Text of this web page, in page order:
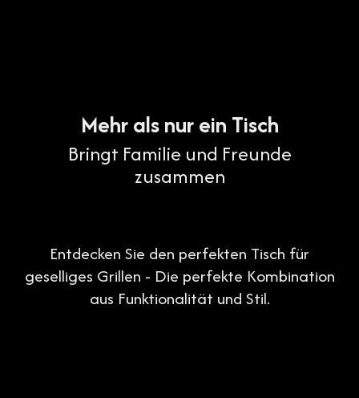
Mehr als nur ein Tisch
Bringt Familie und Freunde
zusammen
Entdecken Sie den perfekten Tisch für
geselliges Grillen - Die perfekte Kombination
aus Funktionalität und Stil.